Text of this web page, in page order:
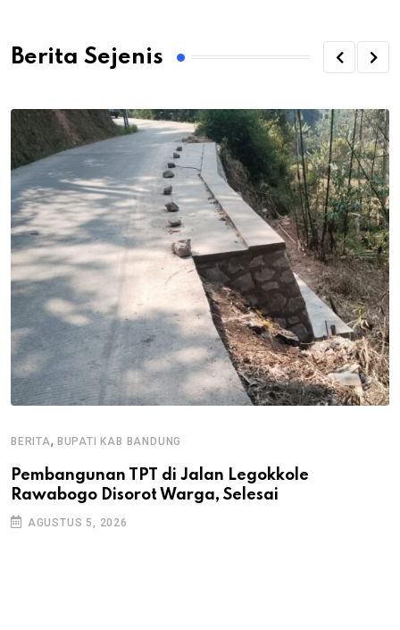
Berita Sejenis
BERITA, BUPATI KAB BANDUNG
Pembangunan TPT di Jalan Legokkole
Rawabogo Disorot Warga, Selesai
AGUSTUS 5, 2026